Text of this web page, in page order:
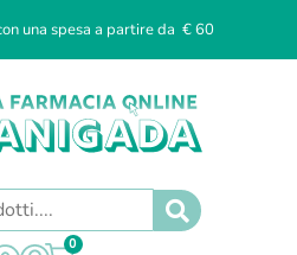
una spesa a partire da € 60
0